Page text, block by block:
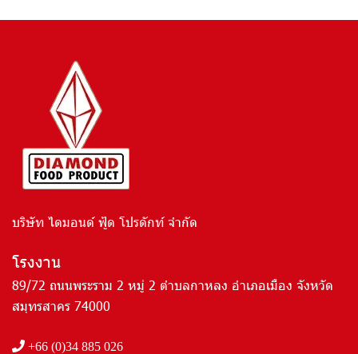
บริษัท ไดมอนด์ ฟู้ด โปรดักท์ จำกัด
โรงงาน
89/72 ถนนพระราม 2 หมู่ 2 ตำบลกาหลง อำเภอเมือง จังหวัด
สมุทรสาคร 74000
+66 (0)34 885 026